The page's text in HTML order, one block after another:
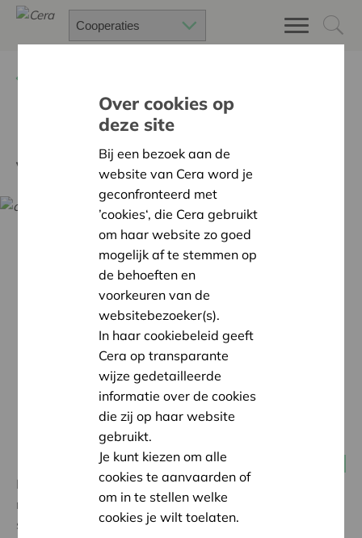
Bij Content shop je
verpakkingsvrij
Consumenten(2.0)- en burgercoöperaties
In Leuven bindt de coöperatie Content de strijd aan
met overbodige verpakkingen. Wie in deze winkel
shopt, brengt z’n eigen potjes en zakjes mee.
Over cookies op
deze site
Bij een bezoek aan de
website van Cera word je
geconfronteerd met
’cookies‘, die Cera gebruikt
om haar website zo goed
mogelijk af te stemmen op
de behoeften en
voorkeuren van de
websitebezoeker(s).
In haar cookiebeleid geeft
Cera op transparante
wijze gedetailleerde
informatie over de cookies
die zij op haar website
gebruikt.
Je kunt kiezen om alle
cookies te aanvaarden of
om in te stellen welke
cookies je wilt toelaten.